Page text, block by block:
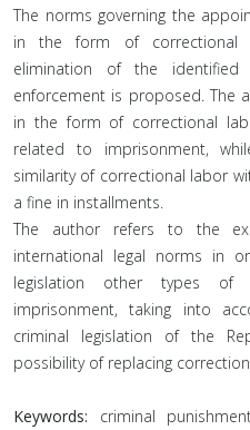
The norms governing the
in the form of correctional
elimination of the
enforcement is proposed. The
in the form of correctional
related to imprisonment,
similarity of correctional labor
a fine in installments.
The author refers to the
international legal norms in
legislation other types of
imprisonment, taking into
criminal legislation of the
possibility of replacing
Keywords: criminal